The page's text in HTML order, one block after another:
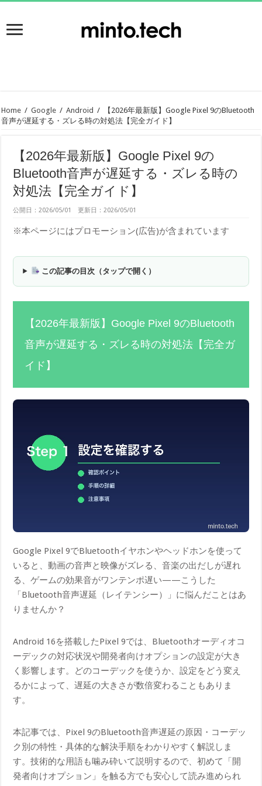
Home / Google / Android /
【2026年最新版】Google Pixel 9のBluetooth
音声が遅延する・ズレる時の対処法【完全ガイド】
【2026年最新版】Google Pixel 9の
Bluetooth音声が遅延する・ズレる時の
対処法【完全ガイド】
公開日：2026/05/01 更新日：2026/05/01
※本ページにはプロモーション(広告)が含まれています
この記事の目次（タップで開く）
【2026年最新版】Google Pixel 9のBluetooth
音声が遅延する・ズレる時の対処法【完全ガ
イド】
Google Pixel 9でBluetoothイヤホンやヘッドホンを使って
いると、動画の音声と映像がズレる、音楽の出だしが遅れ
る、ゲームの効果音がワンテンポ遅い——こうした
「Bluetooth音声遅延（レイテンシー）」に悩んだことはあ
りませんか？
Android 16を搭載したPixel 9では、Bluetoothオーディオコ
ーデックの対応状況や開発者向けオプションの設定が大き
く影響します。どのコーデックを使うか、設定をどう変え
るかによって、遅延の大きさが数倍変わることもありま
す。
本記事では、Pixel 9のBluetooth音声遅延の原因・コーデッ
ク別の特性・具体的な解決手順をわかりやすく解説しま
す。技術的な用語も噛み砕いて説明するので、初めて「開
発者向けオプション」を触る方でも安心して読み進められ